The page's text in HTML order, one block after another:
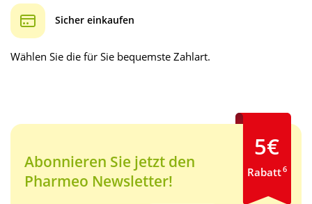
Sicher einkaufen
Wählen Sie die für Sie bequemste Zahlart.
Abonnieren Sie jetzt den
Pharmeo Newsletter!
5€
Rabatt6